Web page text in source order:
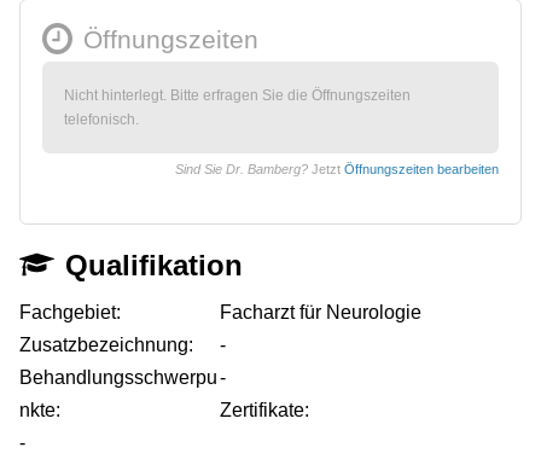
Öffnungszeiten
Nicht hinterlegt. Bitte erfragen Sie die Öffnungszeiten
telefonisch.
Sind Sie Dr. Bamberg? Jetzt Öffnungszeiten bearbeiten
Qualifikation
Fachgebiet:
Facharzt für Neurologie
Zusatzbezeichnung:
-
Behandlungsschwerpu
nkte:
-
Zertifikate:
-